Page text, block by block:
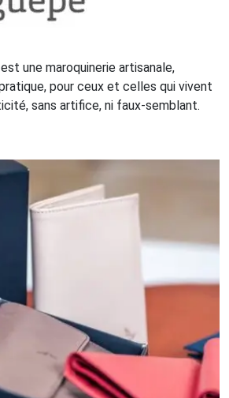
une maroquinerie artisanale,
pour ceux et celles qui vivent
sans artifice, ni faux-semblant.